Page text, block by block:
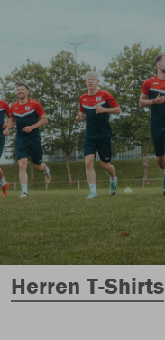
Herren T-Shirts